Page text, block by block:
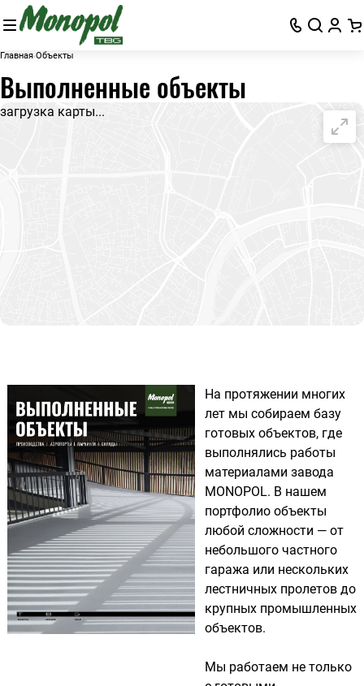
Главная Объекты
Выполненные объекты
загрузка карты...
На протяжении многих
лет мы собираем базу
готовых объектов, где
выполнялись работы
материалами завода
MONOPOL. В нашем
портфолио объекты
любой сложности — от
небольшого частного
гаража или нескольких
лестничных пролетов до
крупных промышленных
объектов.
Мы работаем не только